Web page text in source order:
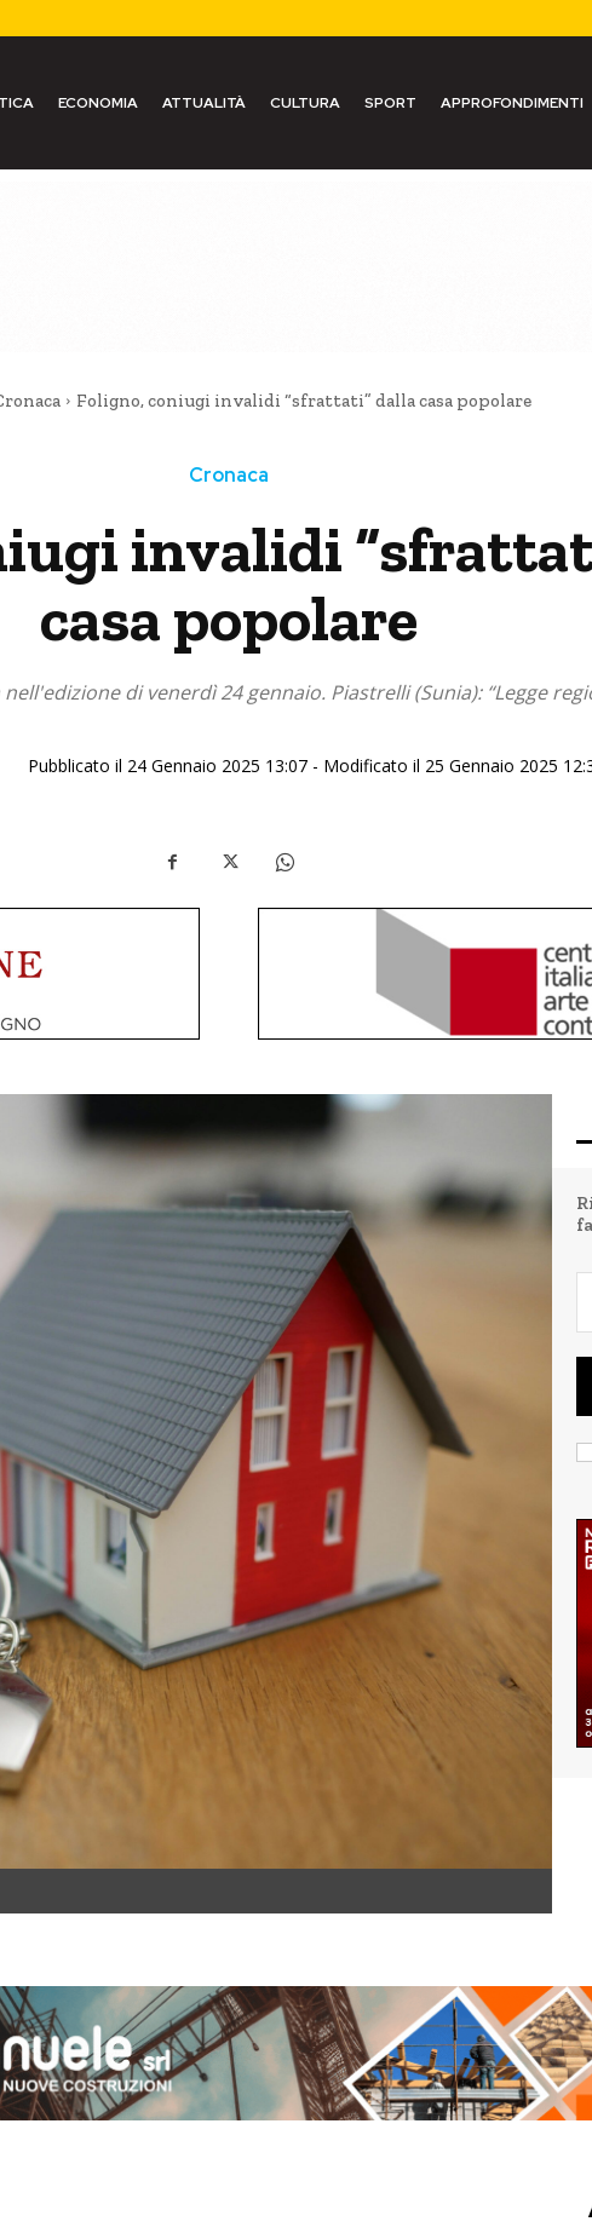
ECONOMIA ATTUALITÀ CULTURA SPORT APPROFONDIMENTI
Foligno, coniugi invalidi “sfrattati” dalla casa popolare
Cronaca
invalidi
casa popolare
di venerdì 24 gennaio. Piastrelli (Sunia): “Legge
Pubblicato il 24 Gennaio 2025 13:07 - Modificato il 25 Gennaio 2025